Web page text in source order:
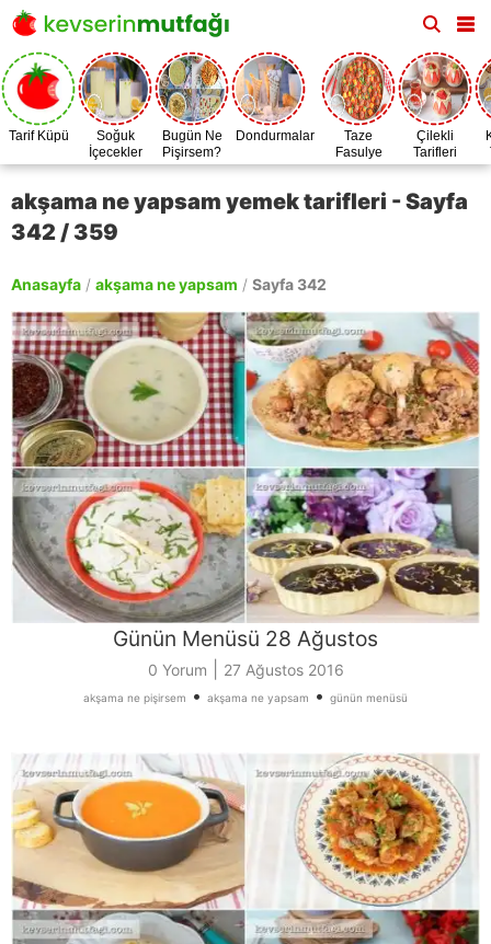
Tarif Küpü
Soğuk
İçecekler
Bugün Ne
Pişirsem?
Dondurmalar
Taze
Fasulye
Zamanı
Çilekli
Tarifleri
akşama ne yapsam yemek tarifleri - Sayfa
342 / 359
Anasayfa / akşama ne yapsam / Sayfa 342
Günün Menüsü 28 Ağustos
0 Yorum 27 Ağustos 2016
akşama ne pişirsem • akşama ne yapsam • günün menüsü